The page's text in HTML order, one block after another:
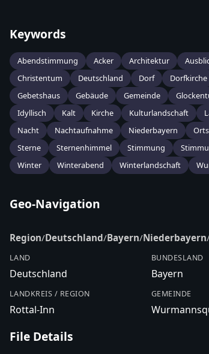
Keywords
Abendstimmung Acker Architektur
Christentum
Deutschland Dorf Dorfkirche
Gebetshaus
Gebäude Gemeinde
Idyllisch
Kalt Kirche Kulturlandschaft
Nacht
Nachtaufnahme Niederbayern
Sterne
Sternenhimmel Stimmung
Winter
Winterabend Winterlandschaft
Geo-Navigation
Region/Deutschland/Bayern/Niederbayern
LAND
Deutschland
BUNDESLAND
Bayern
LANDKREIS / REGION
Rottal-Inn
GEMEINDE
File Details